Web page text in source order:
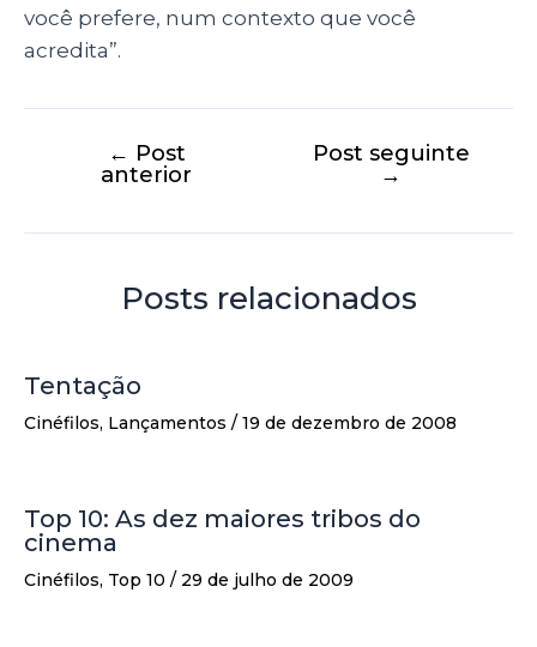
você prefere, num contexto que você
acredita”.
← Post
anterior
Post seguinte
→
Posts relacionados
Tentação
Cinéfilos, Lançamentos / 19 de dezembro de 2008
Top 10: As dez maiores tribos do
cinema
Cinéfilos, Top 10 / 29 de julho de 2009